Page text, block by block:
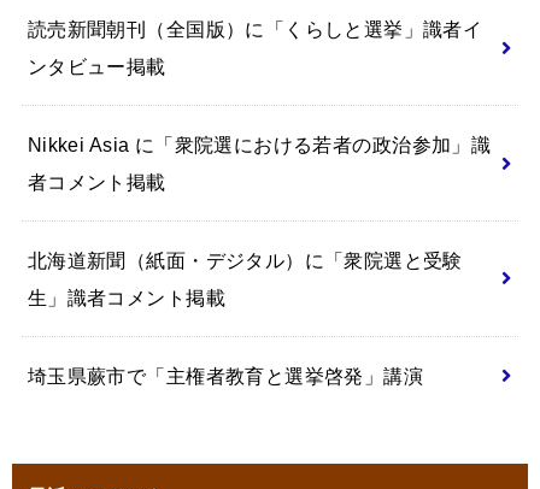
読売新聞朝刊（全国版）に「くらしと選挙」識者イ
ンタビュー掲載
Nikkei Asia に「衆院選における若者の政治参加」識
者コメント掲載
北海道新聞（紙面・デジタル）に「衆院選と受験
生」識者コメント掲載
埼玉県蕨市で「主権者教育と選挙啓発」講演